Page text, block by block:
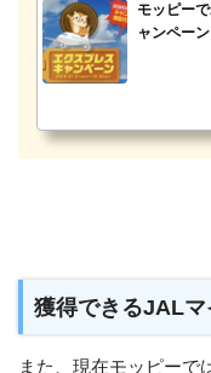
モッピー
ャンペー
獲得できるJALマ
また、現在モッピーで